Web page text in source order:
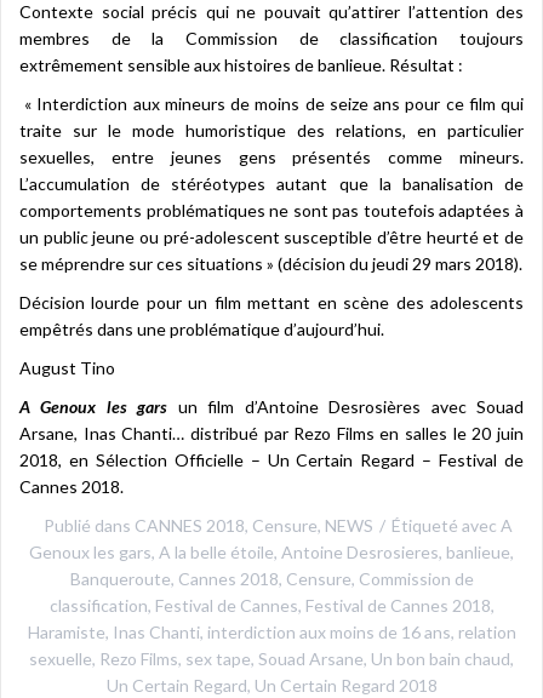
Contexte social précis qui ne pouvait qu’attirer l’attention des
membres de la Commission de classification toujours
extrêmement sensible aux histoires de banlieue. Résultat :
« Interdiction aux mineurs de moins de seize ans pour ce film qui
traite sur le mode humoristique des relations, en particulier
sexuelles, entre jeunes gens présentés comme mineurs.
L’accumulation de stéréotypes autant que la banalisation de
comportements problématiques ne sont pas toutefois adaptées à
un public jeune ou pré-adolescent susceptible d’être heurté et de
se méprendre sur ces situations » (décision du jeudi 29 mars 2018).
Décision lourde pour un film mettant en scène des adolescents
empêtrés dans une problématique d’aujourd’hui.
August Tino
A Genoux les gars un film d’Antoine Desrosières avec Souad
Arsane, Inas Chanti… distribué par Rezo Films en salles le 20 juin
2018, en Sélection Officielle – Un Certain Regard – Festival de
Cannes 2018.
Publié dans CANNES 2018, Censure, NEWS Étiqueté avec A
Genoux les gars, A la belle étoile, Antoine Desrosieres, banlieue,
Banqueroute, Cannes 2018, Censure, Commission de
classification, Festival de Cannes, Festival de Cannes 2018,
Haramiste, Inas Chanti, interdiction aux moins de 16 ans, relation
sexuelle, Rezo Films, sex tape, Souad Arsane, Un bon bain chaud,
Un Certain Regard, Un Certain Regard 2018